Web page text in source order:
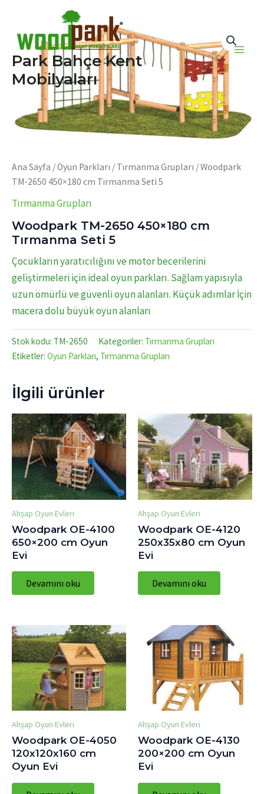
Park Bahçe Kent
Mobilyaları
Ana Sayfa /Oyun Parkları / Tırmanma Grupları / Woodpark
TM-2650 450×180 cm Tırmanma Seti 5
Tırmanma Grupları
Woodpark TM-2650 450×180 cm
Tırmanma Seti 5
Çocukların yaratıcılığını ve motor becerilerini
geliştirmeleri için ideal oyun parkları. Sağlam yapısıyla
uzun ömürlü ve güvenli oyun alanları. Küçük adımlar İçin
macera dolu büyük oyun alanları
Stok kodu: TM-2650 Kategoriler: Tırmanma Grupları
Etiketler: Oyun Parkları, Tırmanma Grupları
İlgili ürünler
Ahşap Oyun Evleri
Woodpark OE-4100
650×200 cm Oyun
Evi
Devamını oku
Ahşap Oyun Evleri
Woodpark OE-4120
250x35x80 cm Oyun
Evi
Devamını oku
Ahşap Oyun Evleri
Woodpark OE-4050
120x120x160 cm
Oyun Evi
Ahşap Oyun Evleri
Woodpark OE-4130
200×200 cm Oyun
Evi